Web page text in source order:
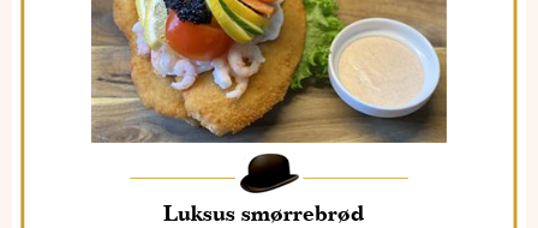
Luksus smørrebrød